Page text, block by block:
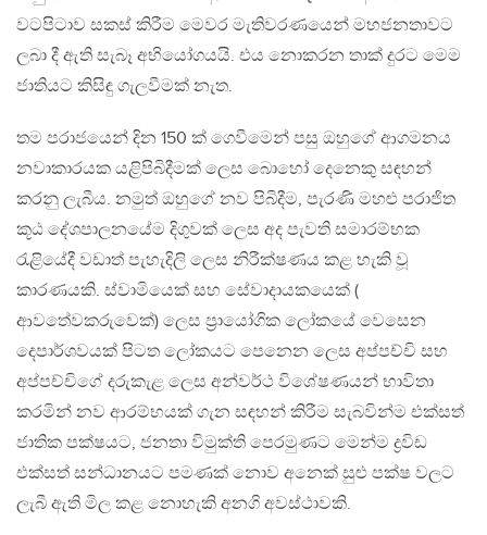
වටපිටාව සකස් කිරීම මෙවර මැතිවරණයෙන් මහජනතාවට
ලබා දී ඇති සැබෑ අභියෝගයයි. එය නොකරන තාක් දුරට මෙම
ජාතියට කිසිඳු ගැලවීමක් නැත.
තම පරාජයෙන් දින 150 ක් ගෙවීමෙන් පසු ඔහුගේ ආගමනය
නවාකාරයක යළිපිබිදීමක් ලෙස බොහෝ දෙනෙකු සඳහන්
කරනු ලැබීය. නමුත් ඔහුගේ නව පිබිදීම, පැරණි මහළු පරාජිත
කූඨ දේශපාලනයේම දිගුවක් ලෙස අද පැවති සමාරම්භක
රැළියේදී වඩාත් පැහැදිලි ලෙස නිරීක්ෂණය කළ හැකි වූ
කාරණයකි. ස්වාමියෙක් සහ සේවාදායකයෙක් (
ආවතේවකරුවෙක්) ලෙස ප්‍රායෝගික ලෝකයේ වෙසෙන
දෙපාර්ශවයක් පිටත ලෝකයට පෙනෙන ලෙස අප්පච්චි සහ
අප්පච්චිගේ දරුකැළ ලෙස අන්වර්ථ විශේෂණයන් භාවිතා
කරමින් නව ආරම්භයක් ගැන සඳහන් කිරීම සැබවින්ම එක්සත්
ජාතික පක්ෂයට, ජනතා විමුක්ති පෙරමුණට මෙන්ම ද්‍රවිඩ
එක්සත් සන්ධානයට පමණක් නොව අනෙක් සුළු පක්ෂ වලට
ලැබී ඇති මිල කළ නොහැකි අනගි අවස්ථාවකි.